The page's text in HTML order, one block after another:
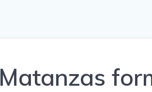
Matanzas